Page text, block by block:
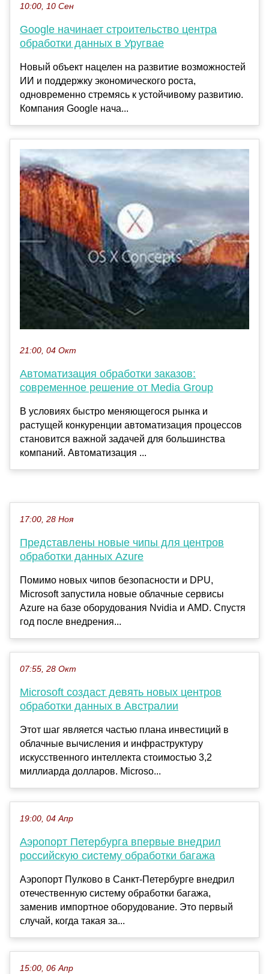
10:00, 10 Сен
Google начинает строительство центра
обработки данных в Уругвае
Новый объект нацелен на развитие возможностей
ИИ и поддержку экономического роста,
одновременно стремясь к устойчивому развитию.
Компания Google нача...
21:00, 04 Окт
Автоматизация обработки заказов:
современное решение от Media Group
В условиях быстро меняющегося рынка и
растущей конкуренции автоматизация процессов
становится важной задачей для большинства
компаний. Автоматизация ...
17:00, 28 Ноя
Представлены новые чипы для центров
обработки данных Azure
Помимо новых чипов безопасности и DPU,
Microsoft запустила новые облачные сервисы
Azure на базе оборудования Nvidia и AMD. Спустя
год после внедрения...
07:55, 28 Окт
Microsoft создаст девять новых центров
обработки данных в Австралии
Этот шаг является частью плана инвестиций в
облачные вычисления и инфраструктуру
искусственного интеллекта стоимостью 3,2
миллиарда долларов. Microso...
19:00, 04 Апр
Аэропорт Петербурга впервые внедрил
российскую систему обработки багажа
Аэропорт Пулково в Санкт-Петербурге внедрил
отечественную систему обработки багажа,
заменив импортное оборудование. Это первый
случай, когда такая за...
15:00, 06 Апр